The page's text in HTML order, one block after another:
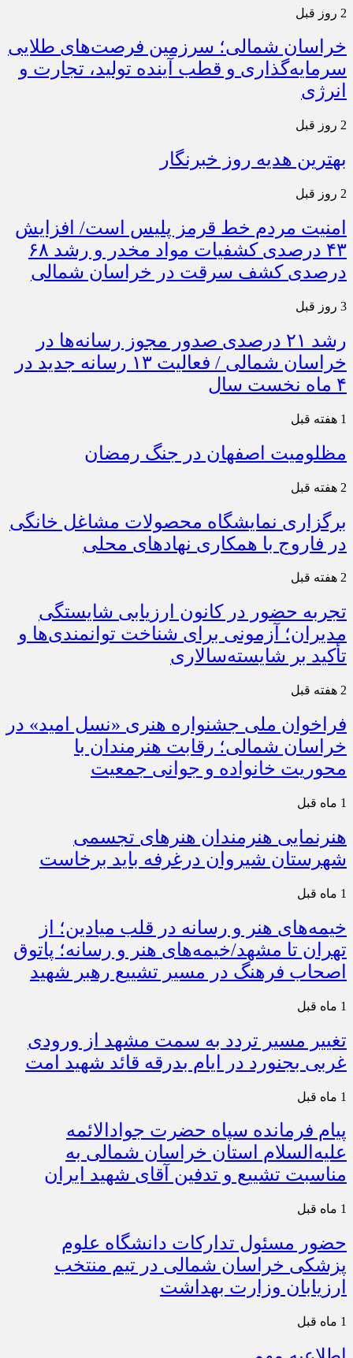
2 روز قبل
خراسان شمالی؛ سرزمین فرصت‌های طلایی
سرمایه‌گذاری و قطب آینده تولید، تجارت و
انرژی
2 روز قبل
بهترین هدیه روز خبرنگار
2 روز قبل
امنیت مردم خط قرمز پلیس است/ افزایش
۴۳ درصدی کشفیات مواد مخدر و رشد ۶۸
درصدی کشف سرقت در خراسان شمالی
3 روز قبل
رشد ۲۱ درصدی صدور مجوز رسانه‌ها در
خراسان شمالی / فعالیت ۱۳ رسانه جدید در
۴ ماه نخست سال
1 هفته قبل
مظلومیت اصفهان در جنگ رمضان
2 هفته قبل
برگزاری نمایشگاه محصولات مشاغل خانگی
در فاروج با همکاری نهادهای محلی
2 هفته قبل
تجربه حضور در کانون ارزیابی شایستگی
مدیران؛ آزمونی برای شناخت توانمندی‌ها و
تأکید بر شایسته‌سالاری
2 هفته قبل
فراخوان ملی جشنواره هنری «نسل امید» در
خراسان شمالی؛ رقابت هنرمندان با
محوریت خانواده و جوانی جمعیت
1 ماه قبل
هنرنمایی هنرمندان هنرهای تجسمی
شهرستان شیروان درغرفه باید برخاست
1 ماه قبل
خیمه‌های هنر و رسانه در قلب میادین؛ از
تهران تا مشهد/خیمه‌های هنر و رسانه؛ پاتوق
اصحاب فرهنگ در مسیر تشییع رهبر شهید
1 ماه قبل
تغییر مسیر تردد به سمت مشهد از ورودی
غربی بجنورد در ایام بدرقه قائد شهید امت
1 ماه قبل
پیام فرمانده سپاه حضرت جوادالائمه
علیه‌السلام استان خراسان شمالی به
مناسبت تشییع و تدفین آقای شهید ایران
1 ماه قبل
حضور مسئول تدارکات دانشگاه علوم
پزشکی خراسان شمالی در تیم منتخب
ارزیابان وزارت بهداشت
1 ماه قبل